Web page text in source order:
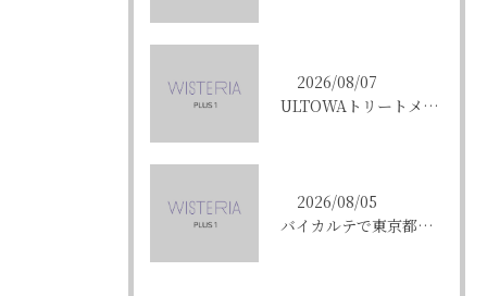
2026/08/07
ULTOWAトリートメントで東京都中央区銀座の髪質改善を目指す人への効果と選び方ガイド
2026/08/05
バイカルテで東京都中央区銀座のエイジングケア悩みを解決する方法と正規品選びのポイント